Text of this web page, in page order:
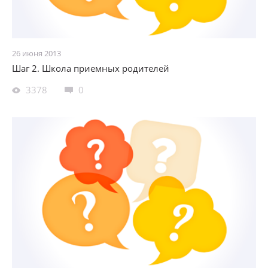
26 июня 2013
Шаг 2. Школа приемныx родителей
3378
0